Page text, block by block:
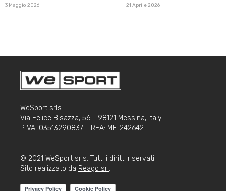
3 Maggio 2026 21 Aprile 2026
WeSport srls
Via Felice Bisazza, 56 - 98121 Messina, Italy
P.IVA: 03513290837 - REA: ME-242642
© 2021 WeSport srls. Tutti i diritti riservati.
Sito realizzato da Reago srl .